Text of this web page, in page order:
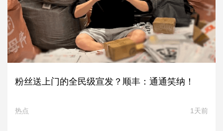
粉丝送上门的全民级宣发？顺丰：通通笑纳！
热点 1天前